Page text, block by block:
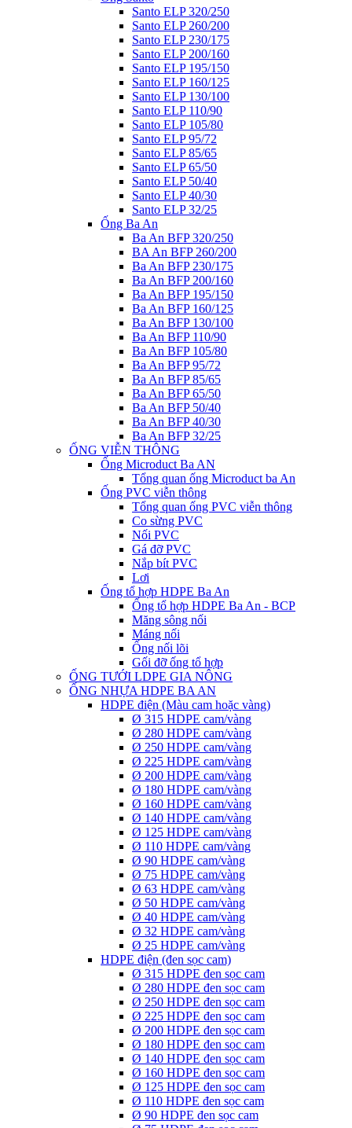
Santo ELP 320/250
Santo ELP 260/200
Santo ELP 230/175
Santo ELP 200/160
Santo ELP 195/150
Santo ELP 160/125
Santo ELP 130/100
Santo ELP 110/90
Santo ELP 105/80
Santo ELP 95/72
Santo ELP 85/65
Santo ELP 65/50
Santo ELP 50/40
Santo ELP 40/30
Santo ELP 32/25
Ống Ba An
Ba An BFP 320/250
BA An BFP 260/200
Ba An BFP 230/175
Ba An BFP 200/160
Ba An BFP 195/150
Ba An BFP 160/125
Ba An BFP 130/100
Ba An BFP 110/90
Ba An BFP 105/80
Ba An BFP 95/72
Ba An BFP 85/65
Ba An BFP 65/50
Ba An BFP 50/40
Ba An BFP 40/30
Ba An BFP 32/25
ỐNG VIỄN THÔNG
Ống Microduct Ba AN
Tổng quan ống Microduct ba An
Ống PVC viễn thông
Tổng quan ống PVC viễn thông
Co sừng PVC
Nối PVC
Gá đỡ PVC
Nắp bít PVC
Lơi
Ống tổ hợp HDPE Ba An
Ống tổ hợp HDPE Ba An - BCP
Măng sông nối
Máng nối
Ống nối lõi
Gối đỡ ống tổ hợp
ỐNG TƯỚI LDPE GIA NÔNG
ỐNG NHỰA HDPE BA AN
HDPE điện (Màu cam hoặc vàng)
Ø 315 HDPE cam/vàng
Ø 280 HDPE cam/vàng
Ø 250 HDPE cam/vàng
Ø 225 HDPE cam/vàng
Ø 200 HDPE cam/vàng
Ø 180 HDPE cam/vàng
Ø 160 HDPE cam/vàng
Ø 140 HDPE cam/vàng
Ø 125 HDPE cam/vàng
Ø 110 HDPE cam/vàng
Ø 90 HDPE cam/vàng
Ø 75 HDPE cam/vàng
Ø 63 HDPE cam/vàng
Ø 50 HDPE cam/vàng
Ø 40 HDPE cam/vàng
Ø 32 HDPE cam/vàng
Ø 25 HDPE cam/vàng
HDPE điện (đen sọc cam)
Ø 315 HDPE đen sọc cam
Ø 280 HDPE đen sọc cam
Ø 250 HDPE đen sọc cam
Ø 225 HDPE đen sọc cam
Ø 200 HDPE đen sọc cam
Ø 180 HDPE đen sọc cam
Ø 140 HDPE đen sọc cam
Ø 160 HDPE đen sọc cam
Ø 125 HDPE đen sọc cam
Ø 110 HDPE đen sọc cam
Ø 90 HDPE đen sọc cam